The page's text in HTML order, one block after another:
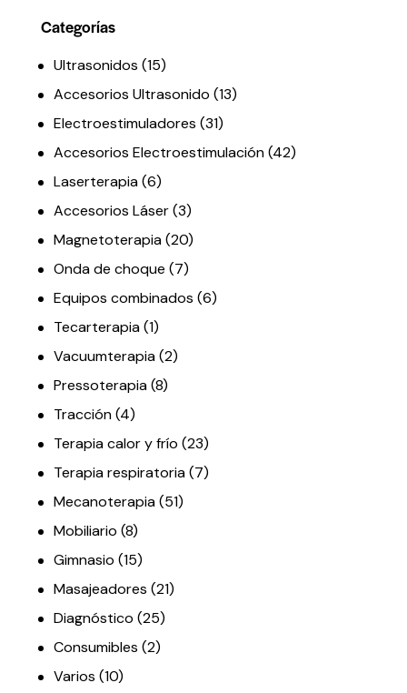
Categorías
Ultrasonidos (15)
Accesorios Ultrasonido (13)
Electroestimuladores (31)
Accesorios Electroestimulación (42)
Laserterapia (6)
Accesorios Láser (3)
Magnetoterapia (20)
Onda de choque (7)
Equipos combinados (6)
Tecarterapia (1)
Vacuumterapia (2)
Pressoterapia (8)
Tracción (4)
Terapia calor y frío (23)
Terapia respiratoria (7)
Mecanoterapia (51)
Mobiliario (8)
Gimnasio (15)
Masajeadores (21)
Diagnóstico (25)
Consumibles (2)
Varios (10)